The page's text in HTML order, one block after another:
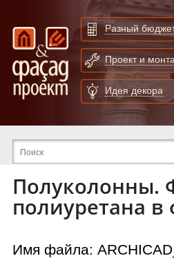
Разный
Проект и
Идея декора
Полуколонны.
полиуретана
Имя файла: